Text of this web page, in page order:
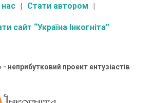
Стати автором
сайт “Україна Інкогніта”
- неприбутковий проект ентузіастів